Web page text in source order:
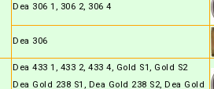
Dea 306 1, 306 2, 306 4
Dea 306
Dea 433 1, 433 2, 433 4, Gold S1, Gold S2
Dea Gold 238 S1, Dea Gold 238 S2, Dea Gold